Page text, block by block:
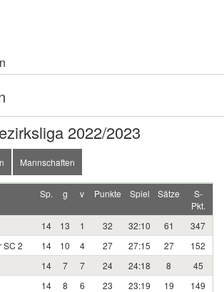
2022/2023
Mannschaften
Sp. g v Punkte Spiel Sätze
S-
Pkt.
14 13 1 32 32:10 61
347
SC 2 14 10 4 27 27:15 27
152
14 7 7 24 24:18 8
45
14 8 6 23 23:19 19
149